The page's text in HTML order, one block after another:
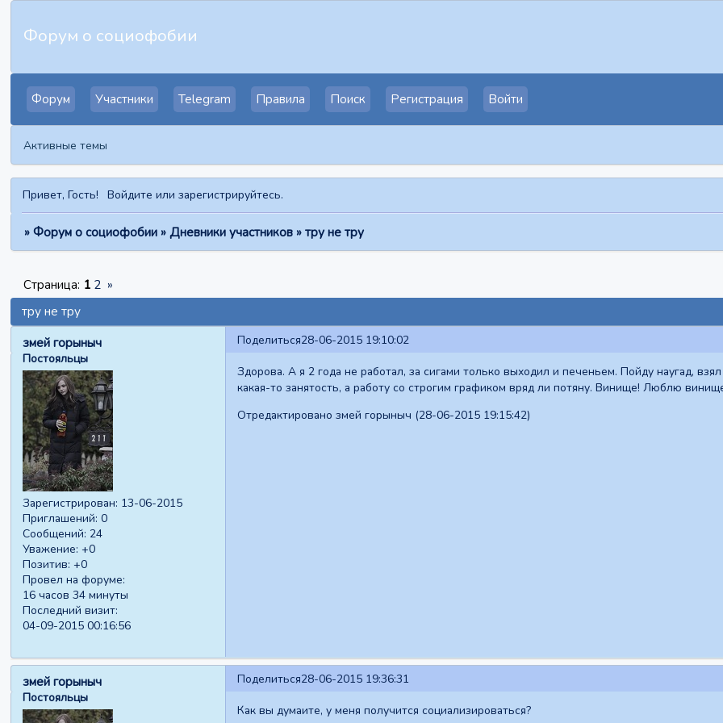
Форум о социофобии
Форум Участники Telegram Правила Поиск Регистрация Войти
Активные темы
Привет, Гость! Войдите илизарегистрируйтесь.
» Форум о социофобии » Дневники участников » тру не тру
тру не тру
Страница: 1 2 »
Поделиться28-06-2015 19:10:02
змей горыныч
Постояльцы
Зарегистрирован: 13-06-2015
Приглашений: 0
Сообщений: 24
Уважение: +0
Позитив: +0
Провел на форуме:
16 часов 34 минуты
Последний визит:
04-09-2015 00:16:56
Здорова. А я 2 года не работал, за сигами только выходил и печеньем. Пойду наугад,
какая-то занятость, а работу со строгим графиком вряд ли потяну. Винище! Люблю
Отредактировано змей горыныч (28-06-2015 19:15:42)
Поделиться28-06-2015 19:36:31
змей горыныч
Постояльцы
Как вы думаите, у меня получится социализироваться?